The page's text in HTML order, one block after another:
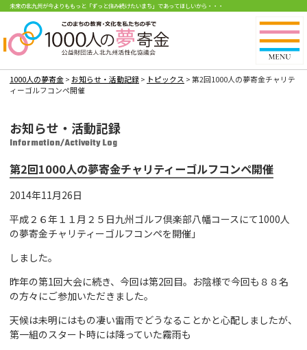
未来の北九州が今よりももっと「ずっと住み続けたいまち」であってほしいから・・・
1000人の夢寄金> お知らせ・活動記録> トピックス >第2回1000人の夢寄金チャリテ
ィーゴルフコンペ開催
お知らせ・活動記録
Information/Activeity Log
第2回1000人の夢寄金チャリティーゴルフコンペ開催
2014年11月26日
平成２６年１１月２５日九州ゴルフ倶楽部八幡コースにて1000人
の夢寄金チャリティーゴルフコンペを開催」
しました。
昨年の第1回大会に続き、今回は第2回目。お陰様で今回も８８名
の方々にご参加いただきました。
天候は未明にはもの凄い雷雨でどうなることかと心配しましたが、
第一組のスタート時には降っていた霧雨も